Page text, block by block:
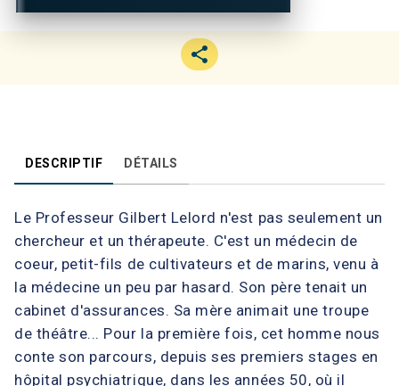
DESCRIPTIF DÉTAILS
Le Professeur Gilbert Lelord n'est pas seulement un
chercheur et un thérapeute. C'est un médecin de
coeur, petit-fils de cultivateurs et de marins, venu à
la médecine un peu par hasard. Son père tenait un
cabinet d'assurances. Sa mère animait une troupe
de théâtre... Pour la première fois, cet homme nous
conte son parcours, depuis ses premiers stages en
hôpital psychiatrique, dans les années 50, où il